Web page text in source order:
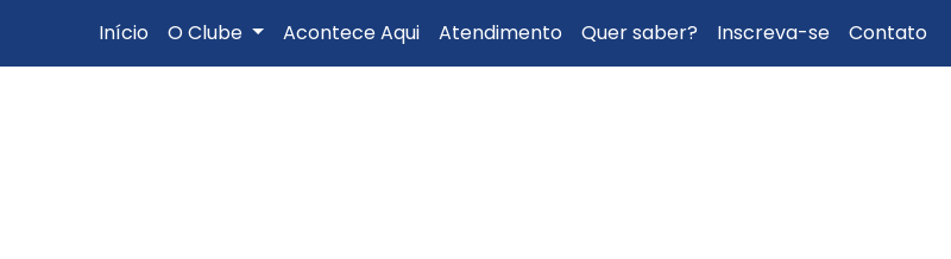
Início O Clube Acontece Aqui Atendimento Quer saber? Inscreva-se Contato